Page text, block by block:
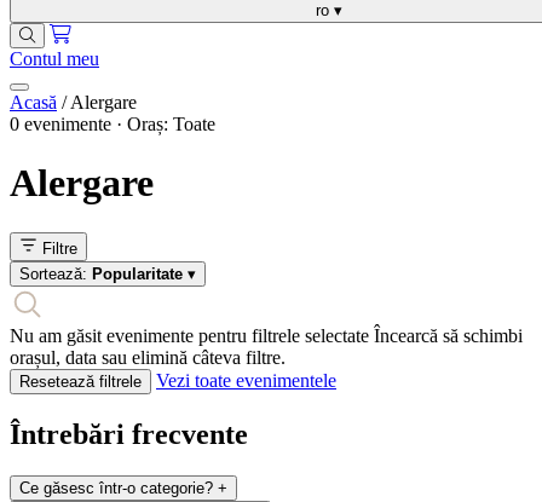
ro ▾
Contul meu
Acasă / Alergare
0 evenimente · Oraș: Toate
Alergare
Filtre
Sortează: Popularitate ▾
Nu am găsit evenimente pentru filtrele selectate Încearcă să schimbi
orașul, data sau elimină câteva filtre.
Resetează filtrele Vezi toate evenimentele
Întrebări frecvente
Ce găsesc într-o categorie? +